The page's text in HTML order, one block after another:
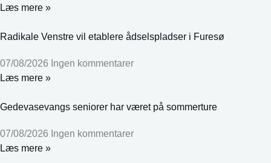
Læs mere »
Radikale Venstre vil etablere ådselspladser i Furesø
07/08/2026 Ingen kommentarer
Læs mere »
Gedevasevangs seniorer har været på sommerture
07/08/2026 Ingen kommentarer
Læs mere »